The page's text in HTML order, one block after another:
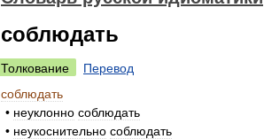
соблюдать
Толкование
Перевод
соблюдать
• неуклонно соблюдать
• неукоснительно соблюдать